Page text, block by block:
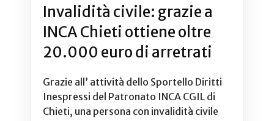
Invalidità civile: grazie a
INCA Chieti ottiene oltre
20.000 euro di arretrati
Grazie all’ attività dello Sportello Diritti
Inespressi del Patronato INCA CGIL di
Chieti, una persona con invalidità civile